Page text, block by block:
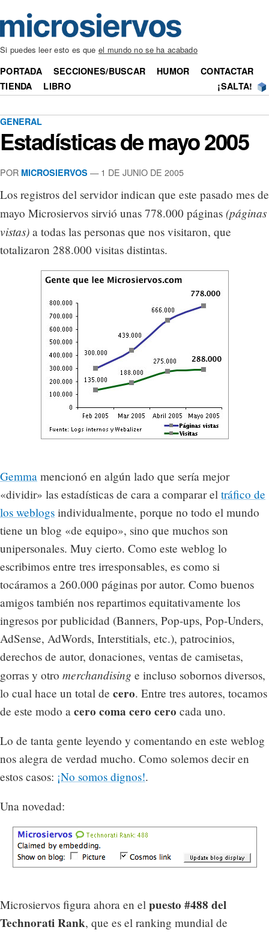
Si puedes leer esto es que el mundo no se ha acabado
PORTADA SECCIONES/BUSCAR HUMOR
CONTACTAR
TIENDA
LIBRO ¡SALTA!
GENERAL
Estadísticas de mayo 2005
POR MICROSIERVOS — 1 DE JUNIO DE 2005
Los registros del servidor indican que este pasado mes de
mayo Microsiervos sirvió unas 778.000 páginas (páginas
vistas) a todas las personas que nos visitaron, que
totalizaron 288.000 visitas distintas.
Gemma mencionó en algún lado que sería mejor
«dividir» las estadísticas de cara a comparar el tráfico de
los weblogs individualmente, porque no todo el mundo
tiene un blog «de equipo», sino que muchos son
unipersonales. Muy cierto. Como este weblog lo
escribimos entre tres irresponsables, es como si
tocáramos a 260.000 páginas por autor. Como buenos
amigos también nos repartimos equitativamente los
ingresos por publicidad (Banners, Pop-ups, Pop-Unders,
AdSense, AdWords, Interstitials, etc.), patrocinios,
derechos de autor, donaciones, ventas de camisetas,
gorras y otro merchandising e incluso sobornos diversos,
lo cual hace un total de cero. Entre tres autores, tocamos
de este modo a cero coma cero cero cada uno.
Lo de tanta gente leyendo y comentando en este weblog
nos alegra de verdad mucho. Como solemos decir en
estos casos: ¡No somos dignos!.
Una novedad:
Microsiervos figura ahora en el puesto #488 del
Technorati Rank, que es el ranking mundial de